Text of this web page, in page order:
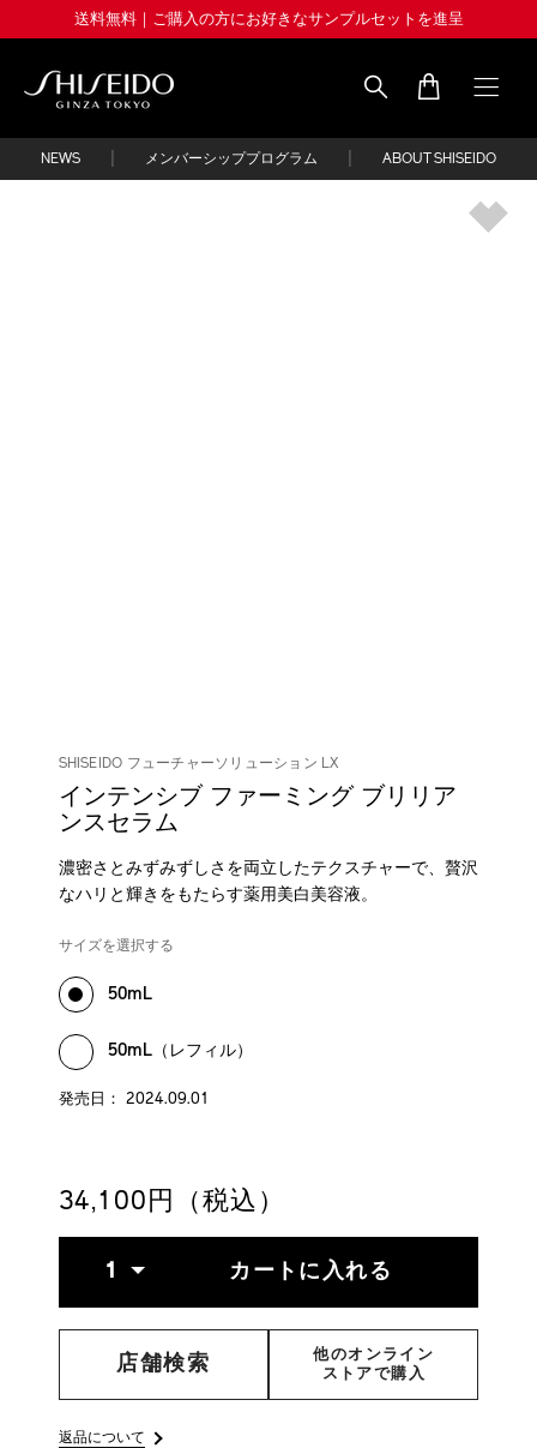
content
送料無料｜ご購入の方にお好きなサンプルセットを進呈
Shiseido
NEWS メンバーシッププログラム ABOUT SHISEIDO
SHISEIDO フューチャーソリューション LX
インテンシブ ファーミング ブリリア
ンスセラム
濃密さとみずみずしさを両立したテクスチャーで、贅沢
なハリと輝きをもたらす薬用美白美容液。
DETAILS
/future-
lx-
intensive-
firming-
brilliance-
4514254164037.html
商
番
号
4514254164037
VARIATIONS
サイズを選択する
50mL
50mL（レフィル）
発売日： 2024.09.01
34,100円（税込）
ADD
OPTIONS
PRODUCT
ACTIONS
1 カートに入れる
店舗検索
他のオンライン
ストアで購入
返品について